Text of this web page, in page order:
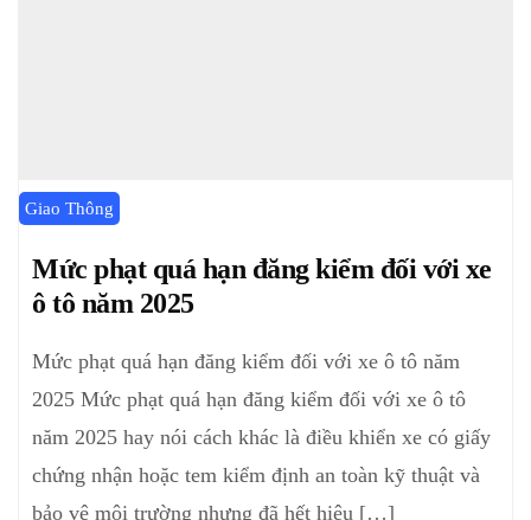
Giao Thông
Mức phạt quá hạn đăng kiểm đối với xe
ô tô năm 2025
Mức phạt quá hạn đăng kiểm đối với xe ô tô năm
2025 Mức phạt quá hạn đăng kiểm đối với xe ô tô
năm 2025 hay nói cách khác là điều khiển xe có giấy
chứng nhận hoặc tem kiểm định an toàn kỹ thuật và
bảo vệ môi trường nhưng đã hết hiệu […]